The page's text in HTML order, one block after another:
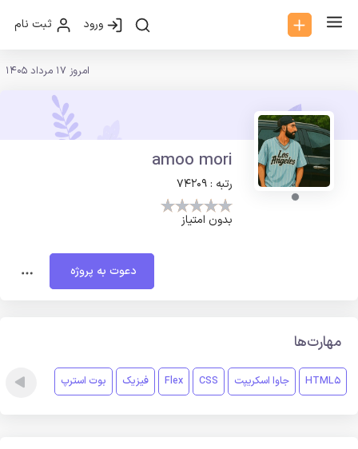
ورود ثبت نام
امروز 17 مرداد 1405
amoo mori
رتبه : 74209
بدون امتیاز
دعوت به پروژه
مهارت‌ها
HTML5 جاوا اسکریپت CSS
Flex فیزیک بوت استرپ